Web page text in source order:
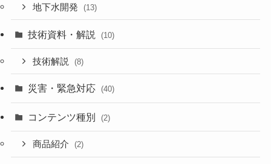
地下水開発 (13)
技術資料・解説 (10)
技術解説 (8)
災害・緊急対応 (40)
コンテンツ種別 (2)
商品紹介 (2)